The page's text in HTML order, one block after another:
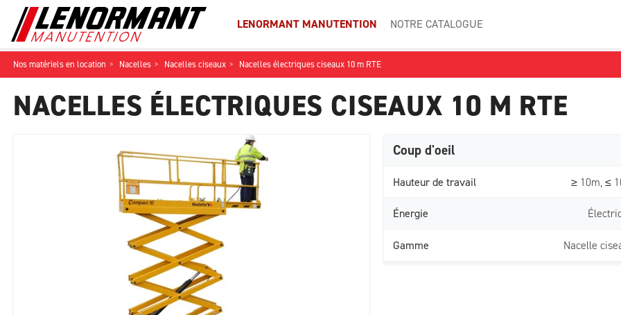
LENORMANT MANUTENTION NOTRE CATALOGUE
Nos matériels en location Nacelles Nacelles ciseaux Nacelles électriques ciseaux 10 m RTE
NACELLES ÉLECTRIQUES CISEAUX 10 M RTE
Coup d'oeil
Hauteur de travail ≥ 10m, ≤
Énergie
Gamme Nacelle